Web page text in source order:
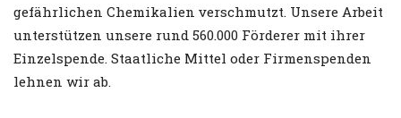
gefährlichen Chemikalien verschmutzt. Unsere Arbeit
unterstützen unsere rund 560.000 Förderer mit ihrer
Einzelspende. Staatliche Mittel oder Firmenspenden
lehnen wir ab.